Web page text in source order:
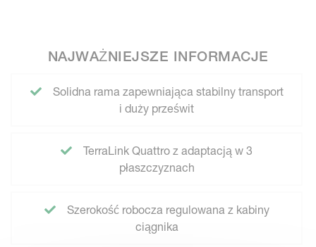
NAJWAŻNIEJSZE INFORMACJE
Solidna rama zapewniająca stabilny transport
i duży prześwit
TerraLink Quattro z adaptacją w 3
płaszczyznach
Szerokość robocza regulowana z kabiny
ciągnika